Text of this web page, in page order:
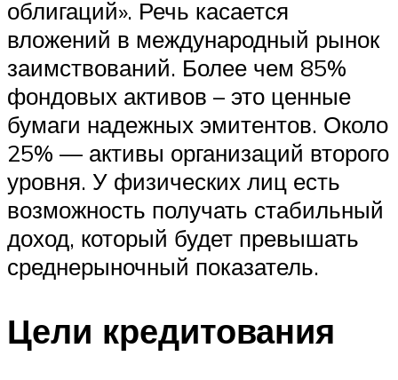
облигаций». Речь касается
вложений в международный рынок
заимствований. Более чем 85%
фондовых активов – это ценные
бумаги надежных эмитентов. Около
25% — активы организаций второго
уровня. У физических лиц есть
возможность получать стабильный
доход, который будет превышать
среднерыночный показатель.
Цели кредитования